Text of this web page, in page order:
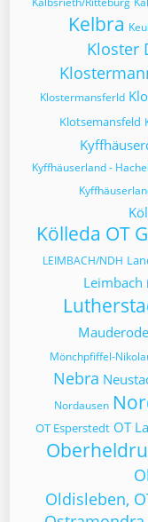
Kelbra
Kloster
Klostermansferld
Klotsemansfeld
Kyffhäuserland -
Kölleda OT
LEIMBACH/NDH
Leimbach
Mauderode
Mönchpfiffel-
Nebra
Nordausen
OT Esperstedt OT
Oldisleben,